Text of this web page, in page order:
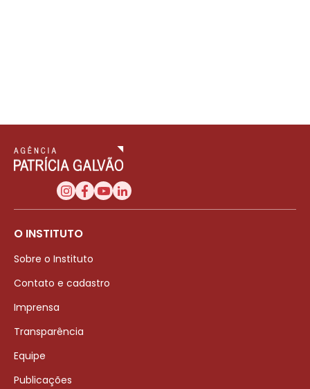
O INSTITUTO
Sobre o Instituto
Contato e cadastro
Imprensa
Transparência
Equipe
Publicações